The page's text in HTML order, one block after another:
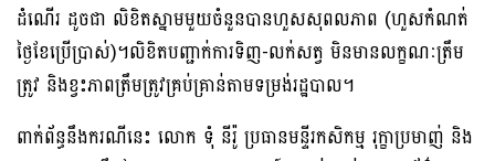
ដំណើរ ដូច​ជា​ ​លិខិត​ស្នាម​មួយ​ចំនួន​បាន​ហួស​សុពលភាព (​ហួសកំណត់​
ថ្ងៃខែ​ប្រើប្រាស់​)​។​លិខិតបញ្ជាក់​ការ​ទិញ-​លក់​សត្វ មិន​មាន​លក្ខណៈ​ត្រឹម
ត្រូវ និង​ខ្វះ​ភាព​ត្រឹមត្រូវ​គ្រប់គ្រាន់​តាម​ទម្រង់​រដ្ឋបាល​។
ពាក់ព័ន្ធ​នឹង​ករណី​នេះ លោក ទុំ នី​រ៉ូ ប្រធាន​មន្ទីរ​កសិកម្ម រុក្ខា​ប្រមាញ់ និង​